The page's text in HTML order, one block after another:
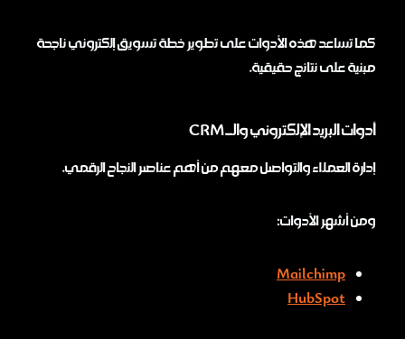
كما تساعد هذه الأدوات على تطوير خطة تسويق إلكتروني ناجحة
مبنية على نتائج حقيقية.
أدوات البريد الإلكتروني والـ CRM
إدارة العملاء والتواصل معهم من أهم عناصر النجاح الرقمي.
ومن أشهر الأدوات:
Mailchimp
HubSpot